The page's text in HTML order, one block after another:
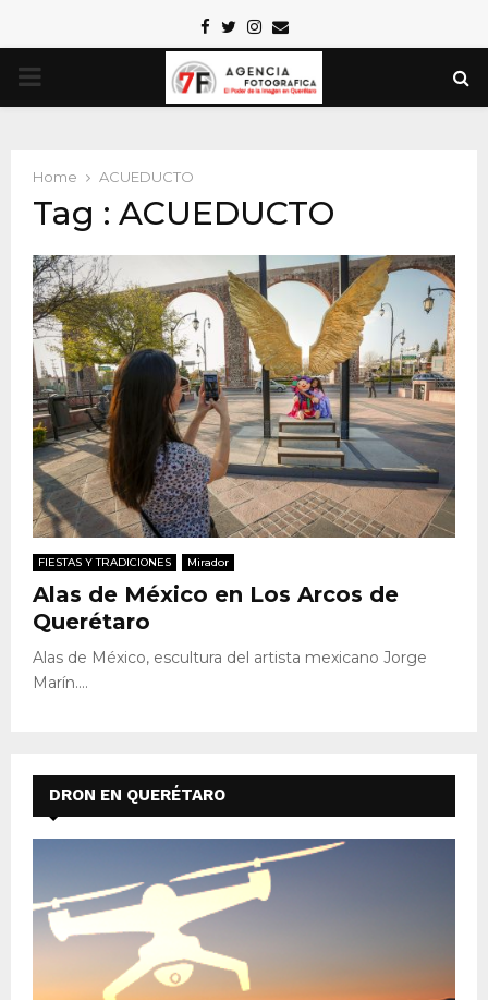
Facebook
TwitterInstagram
Email
PRIMARY
Home ACUEDUCTO
Tag : ACUEDUCTO
FIESTAS Y TRADICIONES Mirador
Alas de México en Los Arcos de
Querétaro
Alas de México, escultura del artista mexicano Jorge
Marín....
DRON EN QUERÉTARO